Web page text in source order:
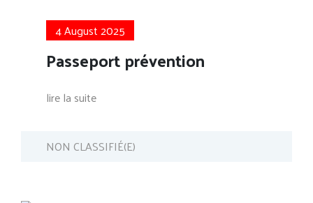
4 August 2025
Passeport prévention
lire la suite
NON CLASSIFIÉ(E)